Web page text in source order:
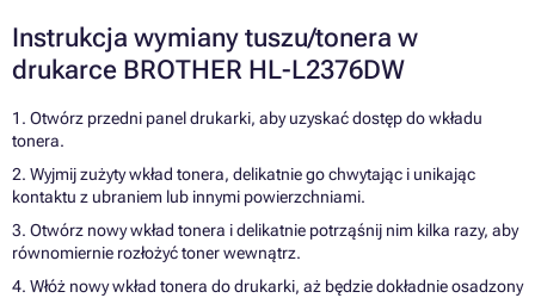
Instrukcja wymiany tuszu/tonera w
drukarce BROTHER HL-L2376DW
1. Otwórz przedni panel drukarki, aby uzyskać dostęp do wkładu
tonera.
2. Wyjmij zużyty wkład tonera, delikatnie go chwytając i unikając
kontaktu z ubraniem lub innymi powierzchniami.
3. Otwórz nowy wkład tonera i delikatnie potrząśnij nim kilka razy, aby
równomiernie rozłożyć toner wewnątrz.
4. Włóż nowy wkład tonera do drukarki, aż będzie dokładnie osadzony